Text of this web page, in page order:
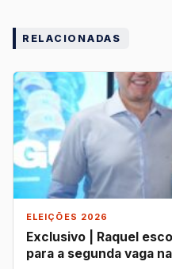
RELACIONADAS
ELEIÇÕES 2026
Exclusivo | Raquel
para a segunda vaga